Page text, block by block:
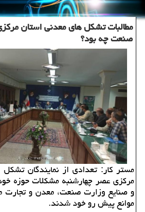
مطالبات تشكل های معدنی استان
صنعت چه بود؟
مستر كار: تعدادی از نمایندگان
مركزی عصر چهارشنبه مشكلات حوزه
و صنایع وزارت صنعت، معدن و تجارت
موانع پیش رو خود شدند.